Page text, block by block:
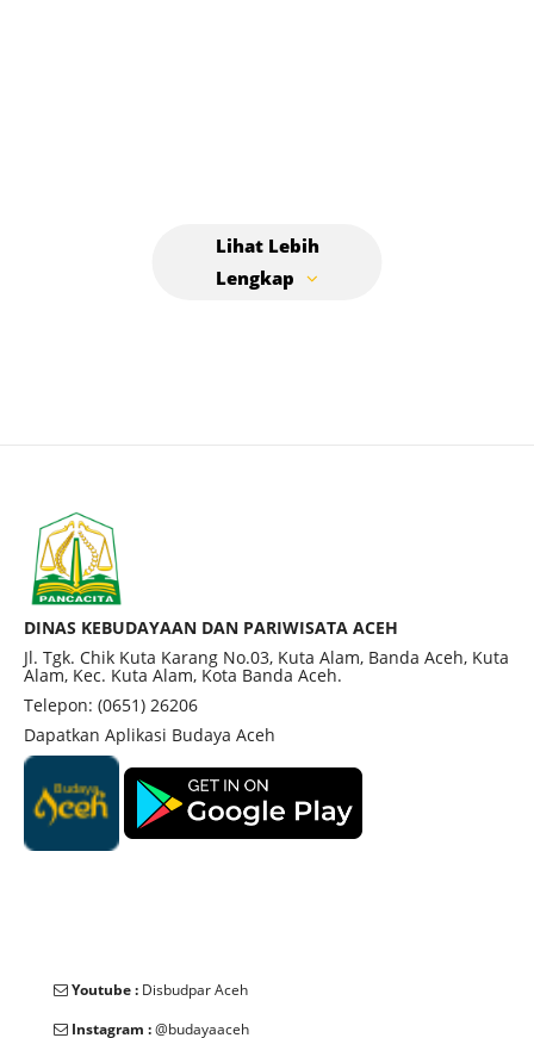
DINAS KEBUDAYAAN DAN PARIWISATA ACEH
Jl. Tgk. Chik Kuta Karang No.03, Kuta Alam, Banda Aceh, Kuta
Alam, Kec. Kuta Alam, Kota Banda Aceh.
Telepon: (0651) 26206
Dapatkan Aplikasi Budaya Aceh
Youtube : Disbudpar Aceh
Instagram :@budayaaceh